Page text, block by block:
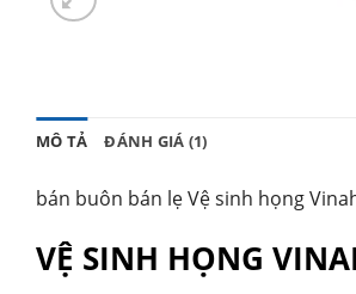
MÔ TẢ ĐÁNH GIÁ (1)
bán buôn bán lẹ Vệ sinh họng
VỆ SINH HỌNG